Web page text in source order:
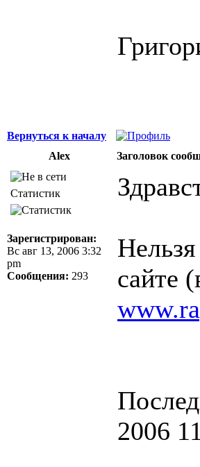
Вернуться к началу
Alex
Заголовок
Статистик
Зарегистрирован:
Вс авг 13, 2006 3:32
pm
Сообщения: 293
сайте
2006